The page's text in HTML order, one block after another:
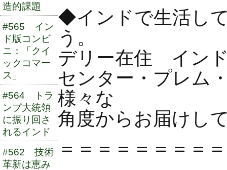
造的課題
#565 イン
ド版コンビ
ニ：「クイ
ックコマー
ス」
#564 トラ
ンプ大統領
に振り回さ
れるインド
#562 技術
革新は恵み
◆インドで生活し
う。
デリー在住 イン
センター・プレム
様々な
角度からお届けし
＝＝＝＝＝＝＝＝